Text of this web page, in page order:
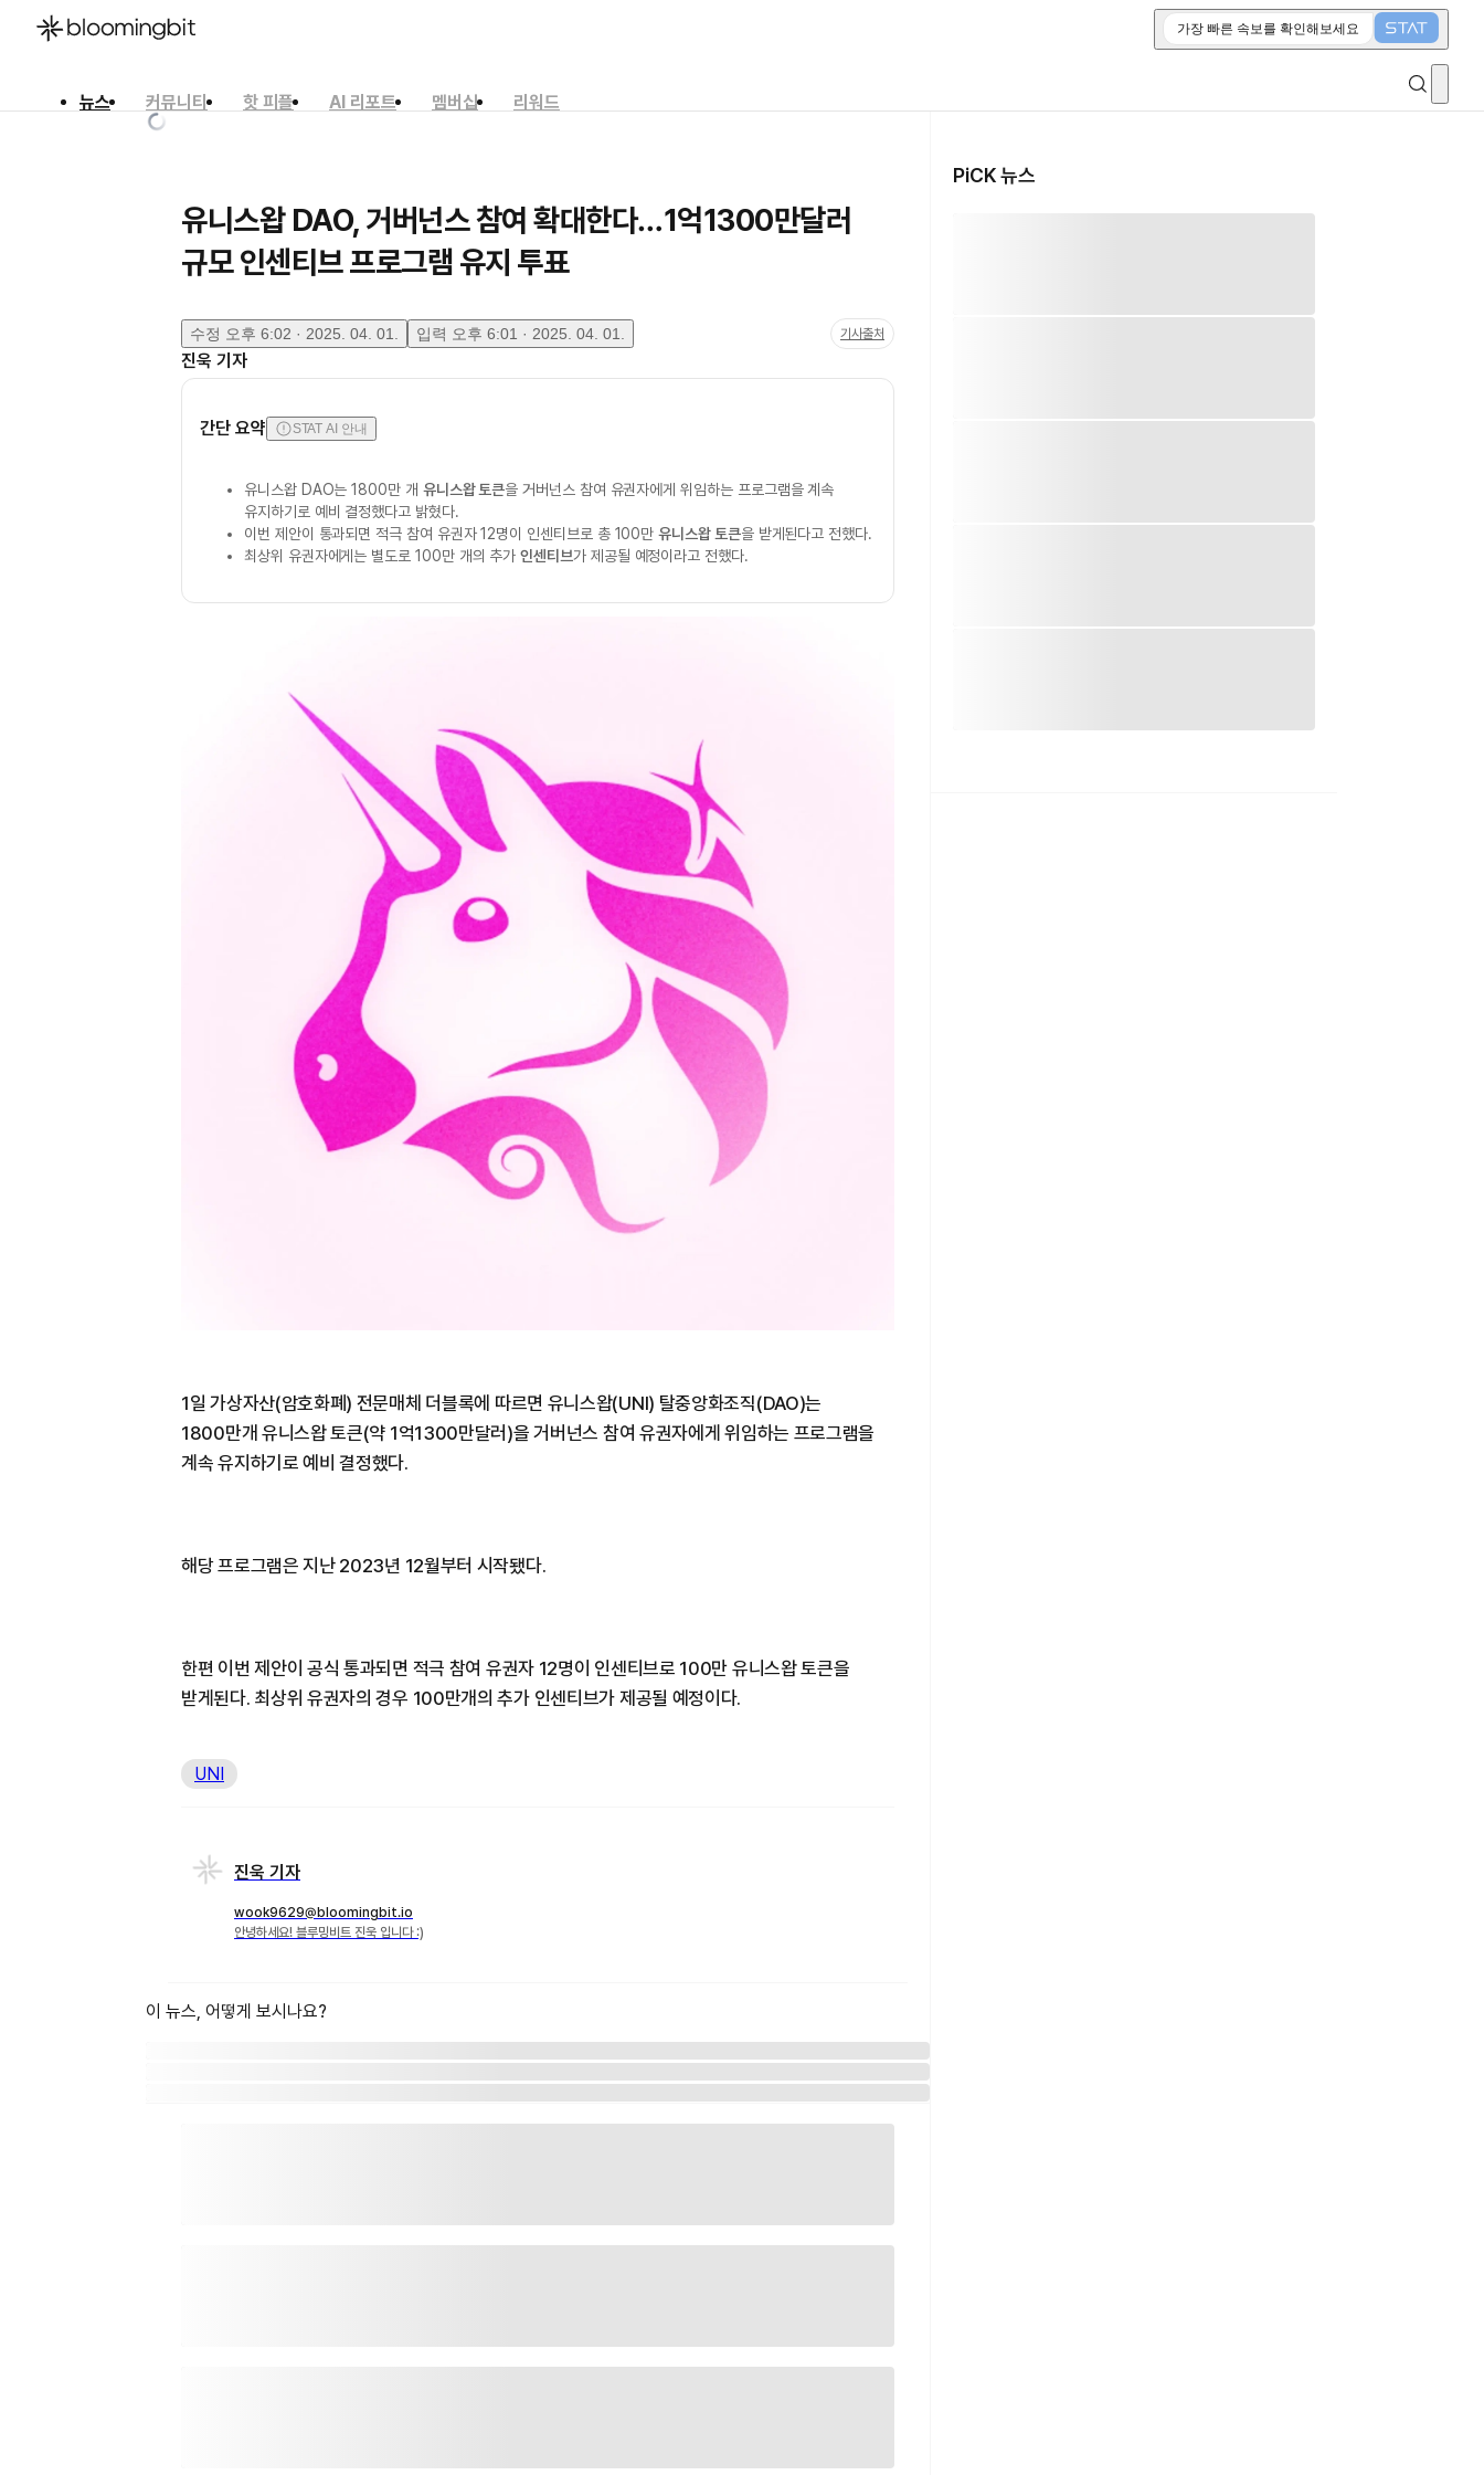
가장 빠른 속보를 확인해보세요
뉴스 커뮤니티 핫 피플 AI 리포트 멤버십
리워드
유니스왑 DAO, 거버넌스 참여 확대한다…1억1300만달러
규모 인센티브 프로그램 유지 투표
수정 오후 6:02 · 2025. 04. 01. 입력 오후 6:01 · 2025. 04. 01. 기사출처
진욱 기자
간단 요약 STAT AI 안내
유니스왑 DAO는 1800만 개 유니스왑 토큰을 거버넌스 참여 유권자에게 위임하는 프로그램을 계속
유지하기로 예비 결정했다고 밝혔다.
이번 제안이 통과되면 적극 참여 유권자 12명이 인센티브로 총 100만유니스왑 토큰을 받게된다고 전했다.
최상위 유권자에게는 별도로 100만 개의 추가인센티브가 제공될 예정이라고 전했다.
1일 가상자산(암호화폐) 전문매체 더블록에 따르면 유니스왑(UNI) 탈중앙화조직(DAO)는
1800만개 유니스왑 토큰(약 1억1300만달러)을 거버넌스 참여 유권자에게 위임하는 프로그램을
계속 유지하기로 예비 결정했다.
해당 프로그램은 지난 2023년 12월부터 시작됐다.
한편 이번 제안이 공식 통과되면 적극 참여 유권자 12명이 인센티브로 100만 유니스왑 토큰을
받게된다. 최상위 유권자의 경우 100만개의 추가 인센티브가 제공될 예정이다.
UNI
진욱 기자
wook9629@bloomingbit.io
안녕하세요! 블루밍비트 진욱 입니다 :)
이 뉴스, 어떻게 보시나요?
PiCK 뉴스